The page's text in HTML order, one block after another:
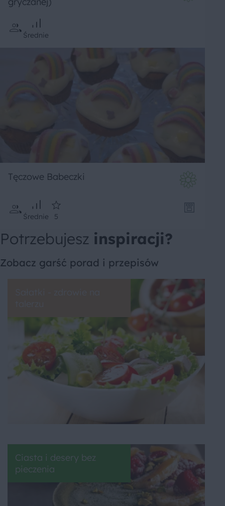
Średnie
Tęczowe Babeczki
Średnie 5
Potrzebujesz inspiracji?
Zobacz garść porad i przepisów
Ciasta i desery bez
pieczenia